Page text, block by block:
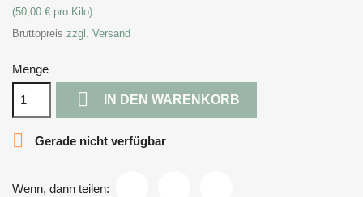
(50,00 € pro Kilo)
Bruttopreis zzgl. Versand
Menge
 IN DEN WARENKORB
 Gerade nicht verfügbar
Wenn, dann teilen: